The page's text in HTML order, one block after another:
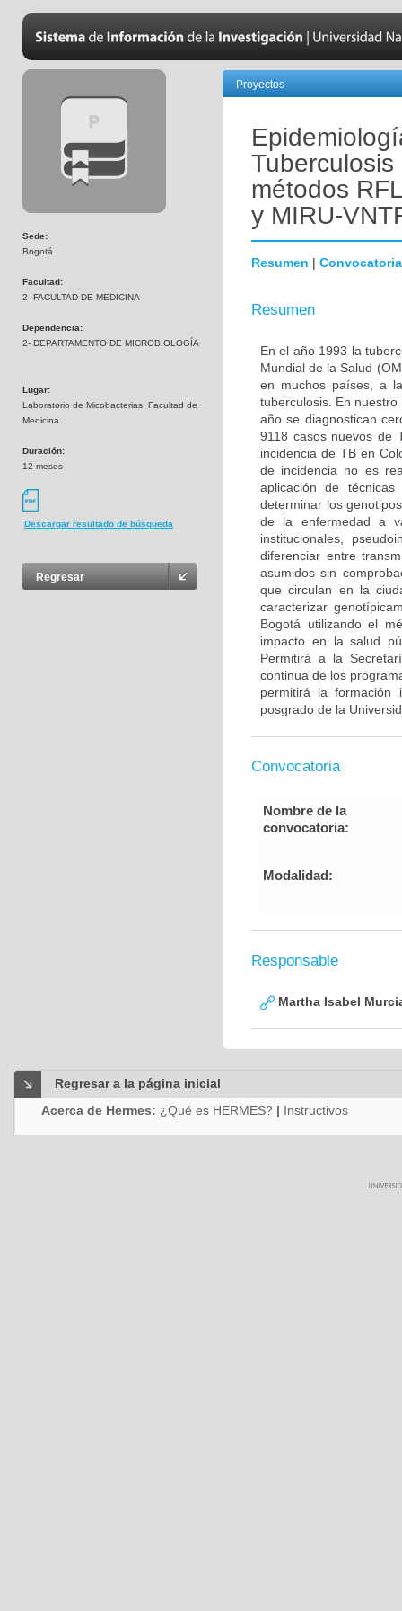
Sede:
Bogotá
Facultad:
2- FACULTAD DE MEDICINA
Dependencia:
2- DEPARTAMENTO DE MICROBIOLOGÍA
Lugar:
Laboratorio de Micobacterias, Facultad de
Medicina
Duración:
12 meses
Descargar resultado de búsqueda
Regresar
Proyectos
métodos
y MIRU-
Resumen | Convocatoria
Resumen
En el año 1993 la
Mundial de la Salud
en muchos países, a
tuberculosis. En
año se diagnostican
9118 casos nuevos de
incidencia de TB en
de incidencia no es
aplicación de
determinar los
de la enfermedad a
institucionales,
diferenciar entre
asumidos sin
que circulan en la
caracterizar
Bogotá utilizando el
impacto en la salud
Permitirá a la
continua de los
permitirá la formación
posgrado de la
Convocatoria
Nombre de la
convocatoria:
Modalidad:
Responsable
Martha Isabel
Regresar a la página inicial
Acerca de Hermes: ¿Qué es HERMES? | Instructivos